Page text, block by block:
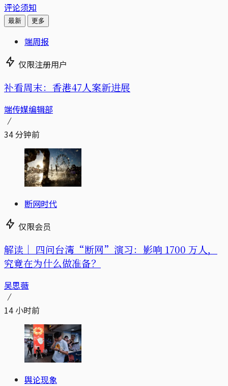
评论须知
最新 更多
端周报
仅限注册用户
补看周末：香港47人案新进展
端传媒编辑部
34 分钟前
断网时代
仅限会员
解读｜ 四问台湾“断网”演习：影响 1700 万人，
究竟在为什么做准备？
吴思薇
14 小时前
舆论现象